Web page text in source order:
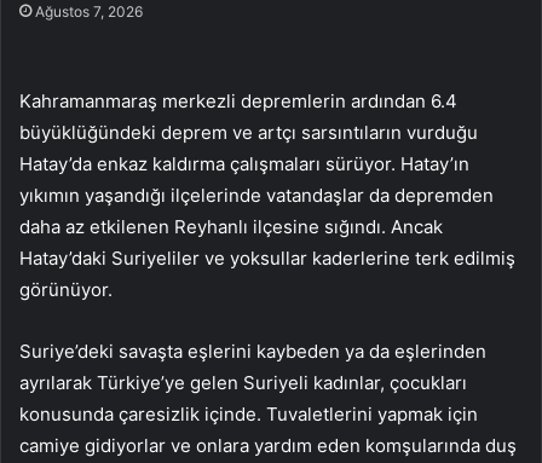
Ağustos 7, 2026
Kahramanmaraş merkezli depremlerin ardından 6.4
büyüklüğündeki deprem ve artçı sarsıntıların vurduğu
Hatay’da enkaz kaldırma çalışmaları sürüyor. Hatay’ın
yıkımın yaşandığı ilçelerinde vatandaşlar da depremden
daha az etkilenen Reyhanlı ilçesine sığındı. Ancak
Hatay’daki Suriyeliler ve yoksullar kaderlerine terk edilmiş
görünüyor.
Suriye’deki savaşta eşlerini kaybeden ya da eşlerinden
ayrılarak Türkiye’ye gelen Suriyeli kadınlar, çocukları
konusunda çaresizlik içinde. Tuvaletlerini yapmak için
camiye gidiyorlar ve onlara yardım eden komşularında duş